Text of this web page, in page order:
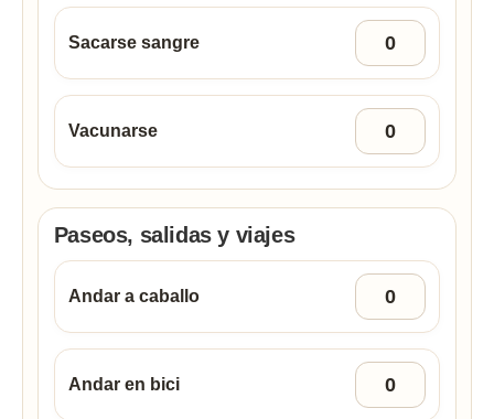
Sacarse sangre
Vacunarse
Paseos, salidas y viajes
Andar a caballo
Andar en bici